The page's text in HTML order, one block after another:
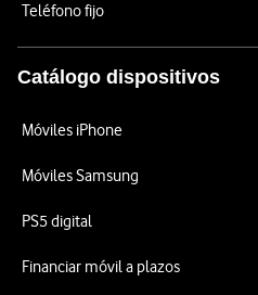
Teléfono fijo
Catálogo dispositivos
Móviles iPhone
Móviles Samsung
PS5 digital
Financiar móvil a plazos